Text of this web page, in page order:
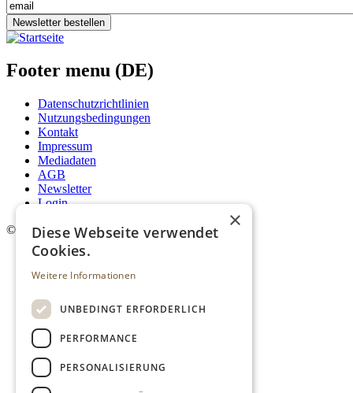
Newsletter bestellen
Footer menu (DE)
Datenschutzrichtlinien
Nutzungsbedingungen
Kontakt
Impressum
Mediadaten
AGB
Newsletter
Login
© 2026. Alle Rechte vorbehalten. ×
Diese Webseite verwendet
Cookies.
Weitere Informationen
UNBEDINGT ERFORDERLICH
PERFORMANCE
PERSONALISIERUNG